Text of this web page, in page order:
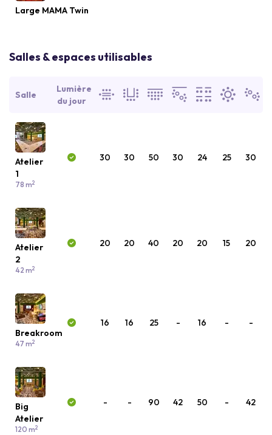
Large MAMA Twin
Salles & espaces utilisables
Salle
Lumière
du jour
Atelier
1
78 m2
30 30 50 30 24 25 30
Atelier
2
42 m2
20 20 40 20 20 15 20
Breakroom
47 m2
16 16 25 - 16 - -
Big
Atelier
120 m2
- - 90 42 50 - 42